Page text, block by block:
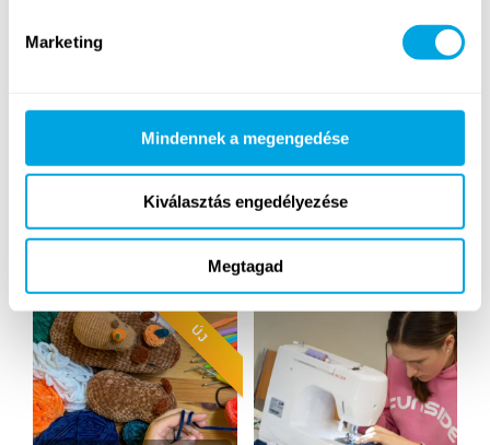
Marketing
Mindennek a megengedése
Kiválasztás engedélyezése
Megtagad
Szörf
ÚJ
Állatkerti foglalkozás
ÚJ